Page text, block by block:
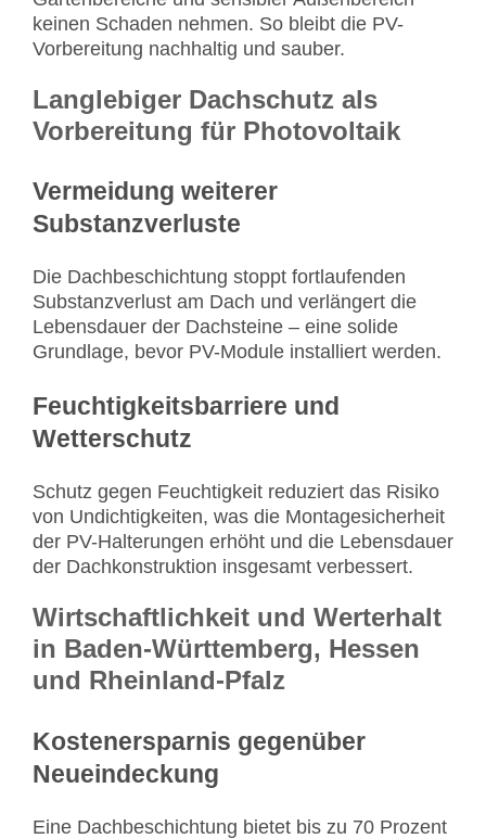
keinen Schaden nehmen. So bleibt die PV-
Vorbereitung nachhaltig und sauber.
Langlebiger Dachschutz als
Vorbereitung für Photovoltaik
Vermeidung weiterer
Substanzverluste
Die Dachbeschichtung stoppt fortlaufenden
Substanzverlust am Dach und verlängert die
Lebensdauer der Dachsteine – eine solide
Grundlage, bevor PV-Module installiert werden.
Feuchtigkeitsbarriere und
Wetterschutz
Schutz gegen Feuchtigkeit reduziert das Risiko
von Undichtigkeiten, was die Montagesicherheit
der PV-Halterungen erhöht und die Lebensdauer
der Dachkonstruktion insgesamt verbessert.
Wirtschaftlichkeit und Werterhalt
in Baden-Württemberg, Hessen
und Rheinland-Pfalz
Kostenersparnis gegenüber
Neueindeckung
Eine Dachbeschichtung bietet bis zu 70 Prozent